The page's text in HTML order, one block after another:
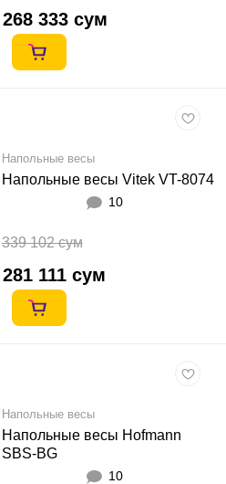
268 333 сум
Напольные весы
Напольные весы Vitek VT-8074
10
339 102 сум
281 111 сум
Напольные весы
Напольные весы Hofmann
SBS-BG
10